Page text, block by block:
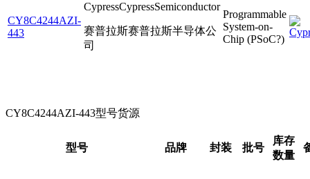
CY8C4244AZI-
443
CypressCypressSemiconductor
赛普拉斯赛普拉斯半导体公
司
Programmable
System-on-
Chip (PSoC?)
CY8C4244AZI-443型号货源
型号 品牌 封装 批号
库存
数量